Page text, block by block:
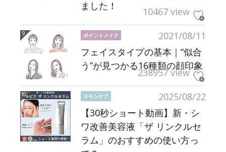
ました！
10467 view
2021/08/11
ポイントメイク
フェイスタイプの基本｜“似合
う”が見つかる16種類の顔印象
238957 view
2025/08/22
スキンケア
【30秒ショート動画】新・シ
ワ改善美容液「ザ リンクルセ
ラム」のおすすめの使い方っ